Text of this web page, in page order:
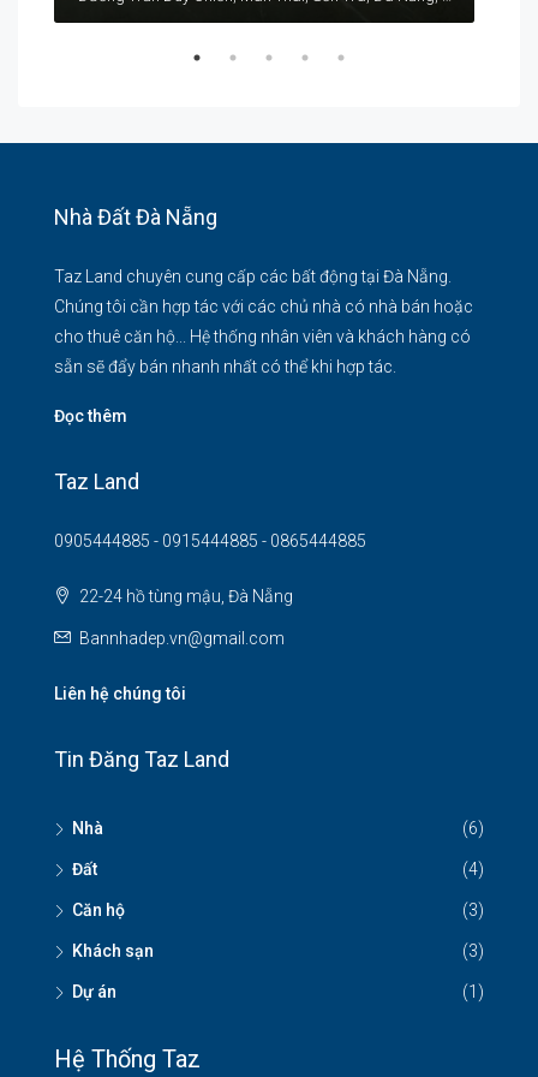
Nhà Đất Đà Nẵng
Taz Land chuyên cung cấp các bất động tại Đà Nẵng.
Chúng tôi cần hợp tác với các chủ nhà có nhà bán hoặc
cho thuê căn hộ... Hệ thống nhân viên và khách hàng có
sẵn sẽ đẩy bán nhanh nhất có thể khi hợp tác.
Đọc thêm
Taz Land
0905444885 - 0915444885 - 0865444885
22-24 hồ tùng mậu, Đà Nẵng
Bannhadep.vn@gmail.com
Liên hệ chúng tôi
Tin Đăng Taz Land
Nhà (6)
Đất (4)
Căn hộ (3)
Khách sạn (3)
Dự án (1)
Hệ Thống Taz